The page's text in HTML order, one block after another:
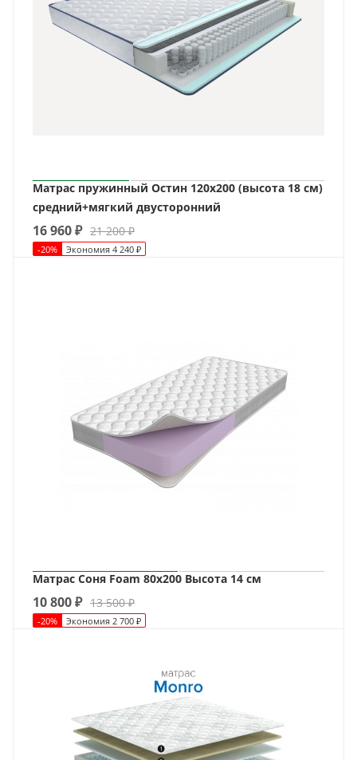
Матрас пружинный Остин 120х200 (высота 18 см)
средний+мягкий двусторонний
16 960₽ 21 200₽
-20% Экономия 4 240 ₽
Матрас Соня Foam 80х200 Высота 14 см
10 800₽ 13 500₽
-20% Экономия 2 700 ₽